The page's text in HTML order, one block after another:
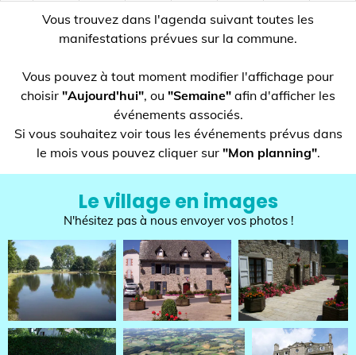
Vous trouvez dans l'agenda suivant toutes les
manifestations prévues sur la commune.
Vous pouvez à tout moment modifier l'affichage pour
choisir "Aujourd'hui", ou "Semaine" afin d'afficher les
événements associés.
Si vous souhaitez voir tous les événements prévus dans
le mois vous pouvez cliquer sur"Mon planning".
Le village en images
N'hésitez pas à nous envoyer vos photos !